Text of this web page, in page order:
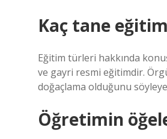
Kaç tane
Eğitim türleri hakkında
ve gayri resmi eğitimdir.
doğaçlama olduğunu
Öğretimin